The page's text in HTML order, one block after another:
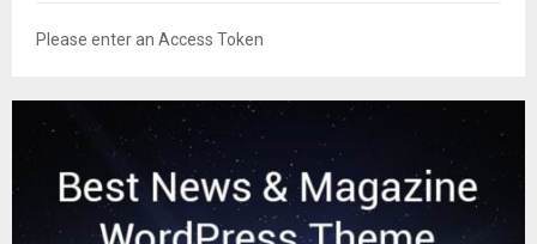
Please enter an Access Token